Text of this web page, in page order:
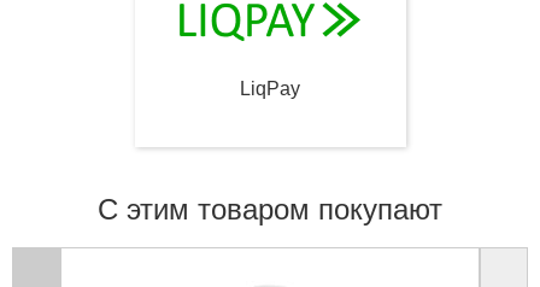
LiqPay
С этим товаром покупают